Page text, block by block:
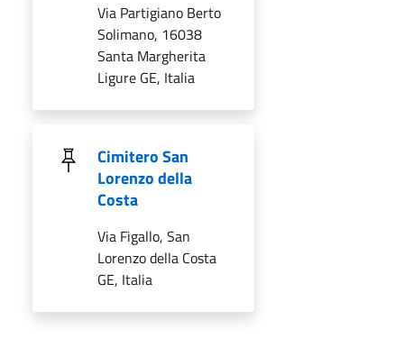
Via Partigiano Berto
Solimano, 16038
Santa Margherita
Ligure GE, Italia
Cimitero San
Lorenzo della
Costa
Via Figallo, San
Lorenzo della Costa
GE, Italia